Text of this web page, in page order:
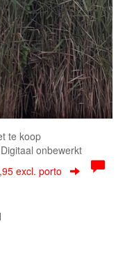
te koop
onbewerkt
excl. porto